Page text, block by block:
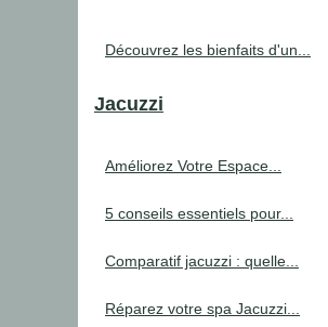
Découvrez les bienfaits d'un...
Jacuzzi
Améliorez Votre Espace...
5 conseils essentiels pour...
Comparatif jacuzzi : quelle...
Réparez votre spa Jacuzzi...